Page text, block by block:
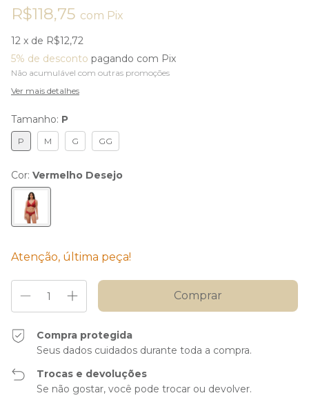
R$118,75 com Pix
12 x de R$12,72
5% de desconto pagando com Pix
Não acumulável com outras promoções
Ver mais detalhes
Tamanho: P
P M G GG
Cor: Vermelho Desejo
Atenção, última peça!
Compra protegida
Seus dados cuidados durante toda a compra.
Trocas e devoluções
Se não gostar, você pode trocar ou devolver.